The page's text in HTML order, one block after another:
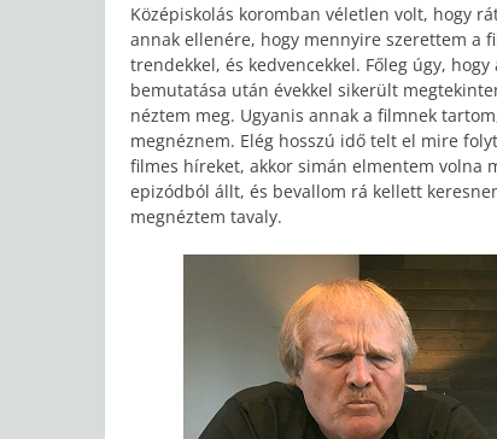
Középiskolás koromban véletlen volt, hogy
annak ellenére, hogy mennyire szerettem a
trendekkel, és kedvencekkel. Főleg úgy,
bemutatása után évekkel sikerült
néztem meg. Ugyanis annak a filmnek
megnéznem. Elég hosszú idő telt el mire
filmes híreket, akkor simán elmentem volna
epizódból állt, és bevallom rá kellett
megnéztem tavaly.